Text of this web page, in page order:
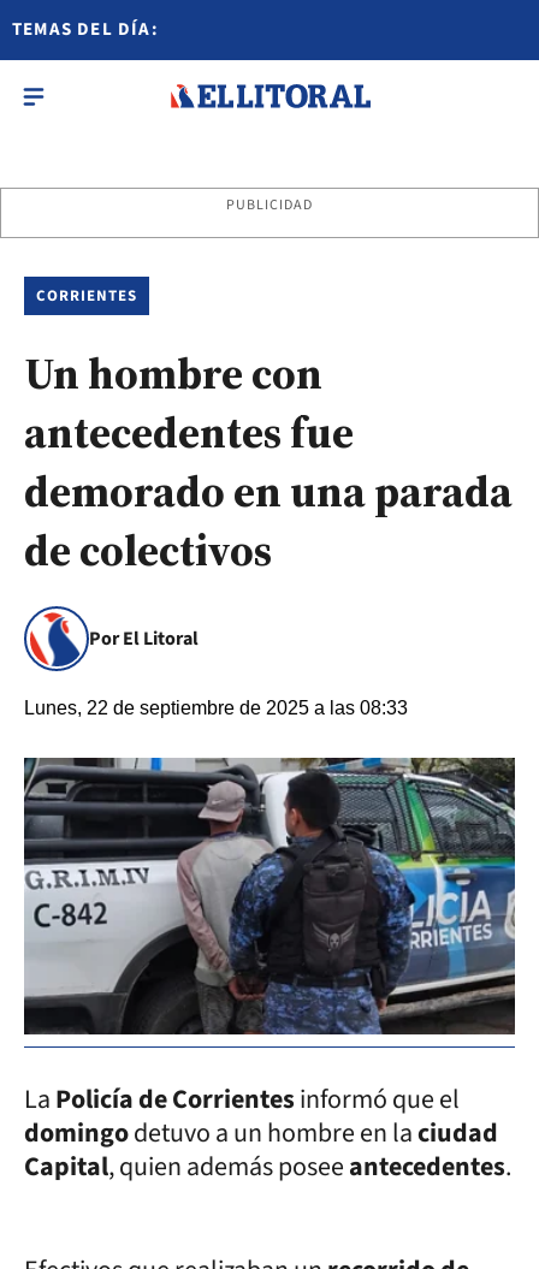
TEMAS DEL DÍA:
PUBLICIDAD
CORRIENTES
Un hombre con
antecedentes fue
demorado en una parada
de colectivos
Por El Litoral
Lunes, 22 de septiembre de 2025 a las 08:33
LaPolicía de Corrientesinformó que el
domingodetuvo a un hombre en laciudad
Capital, quien además poseeantecedentes.